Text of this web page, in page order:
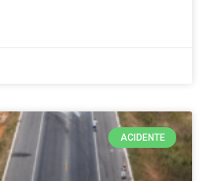
ACIDENTE